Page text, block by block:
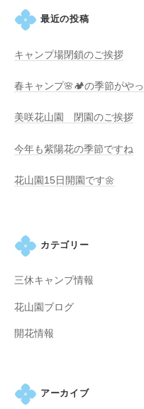
最近の投稿
キャンプ場閉鎖のご挨拶
春キャンプ🌸🏕️の季節がやっ
美咲花山園 閉園のご挨拶
今年も紫陽花の季節ですね
花山園15日開園です🌼
カテゴリー
三休キャンプ情報
花山園ブログ
開花情報
アーカイブ